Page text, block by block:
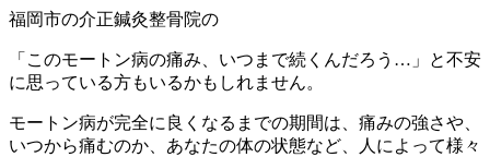
「このモートン病の痛み、いつまで続くんだろう…」と不安
に思っている方もいるかもしれません。
モートン病が完全に良くなるまでの期間は、痛みの強さや、
いつから痛むのか、あなたの体の状態など、人によって様々